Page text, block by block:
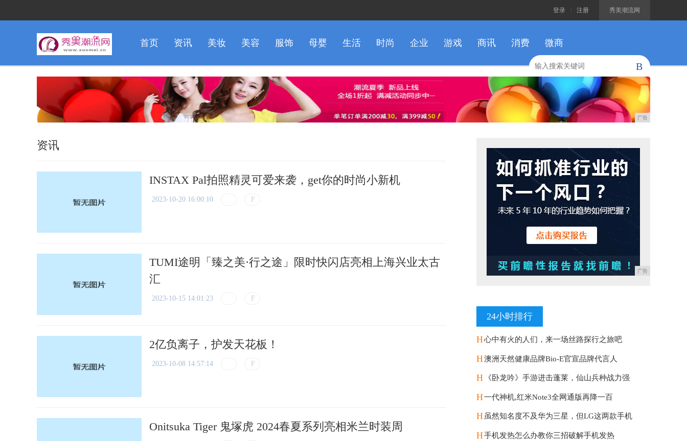
秀美潮流网
登录 注册
首页 资讯 美妆 美容 服饰 母婴 生活 时尚 企业 游戏 商讯 消费 微商
B
广告
资讯
INSTAX Pal拍照精灵可爱来袭，get你的时尚小新机
2023-10-20 16:00:10
TUMI途明「臻之美·行之途」限时快闪店亮相上海兴业太古
汇
2023-10-15 14:01:23
2亿负离子，护发天花板！
2023-10-08 14:57:14
Onitsuka Tiger 鬼塚虎 2024春夏系列亮相米兰时装周
广告
24小时排行
H心中有火的人们，来一场丝路探行之旅吧
H澳洲天然健康品牌Bio-E官宣品牌代言人
H 《卧龙吟》手游进击蓬莱，仙山兵种战力强
H一代神机,红米Note3全网通版再降一百
H虽然知名度不及华为三星，但LG这两款手机
H手机发热怎么办教你三招破解手机发热